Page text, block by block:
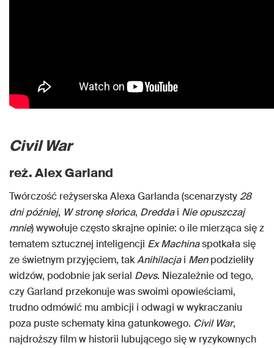
Civil War
reż. Alex Garland
Twórczość reżyserska Alexa Garlanda (scenarzysty28
dni później, W stronę słońca, Dreddai Nie opuszczaj
mnie) wywołuje często skrajne opinie: o ile mierząca się z
tematem sztucznej inteligencji Ex Machinaspotkała się
ze świetnym przyjęciem, takAnihilacjai Menpodzieliły
widzów, podobnie jak serial Devs. Niezależnie od tego,
czy Garland przekonuje was swoimi opowieściami,
trudno odmówić mu ambicji i odwagi w wykraczaniu
poza puste schematy kina gatunkowego. Civil War,
najdroższy film w historii lubującego się w ryzykownych